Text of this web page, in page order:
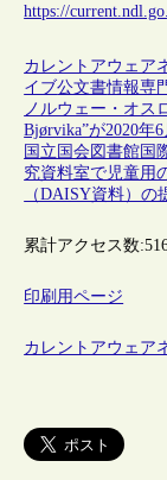
https://
カレントアウェア
イブ公文書情報専
ノルウェー・オス
Bjørvika”が2020年
国立国会図書館国
究資料室で児童用
（DAISY資料）の
累計アクセス数:
印刷用ページ
カレントアウェア